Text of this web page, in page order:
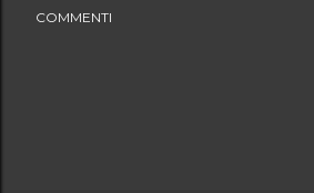
COMMENTI